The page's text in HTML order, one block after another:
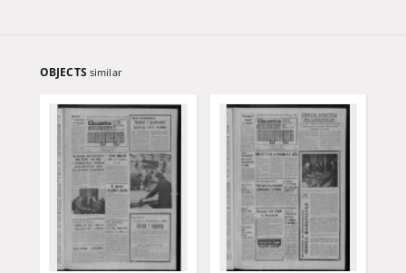
OBJECTS similar